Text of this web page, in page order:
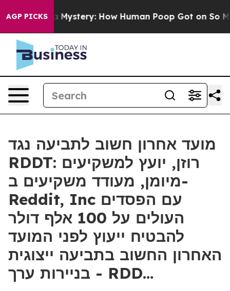
AGP PICKSMystery: How Human Poop Got on So
מועד אחרון חשוב לתביעה נגד
RDDT: רוזן, יועץ למשקיעים
מיומן, מעודד משקיעים ב-
Reddit, Inc עם הפסדים
העולים על 100 אלף דולר
להבטיח ייעוץ לפני המועד
האחרון החשוב בתביעה ייצוגית
בניירות ערך - RDD…